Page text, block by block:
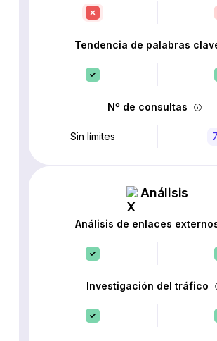
Tendencia de palabras
Nº de consultas
Sin límites
Análisis
Análisis de enlaces
Investigación del tráfico